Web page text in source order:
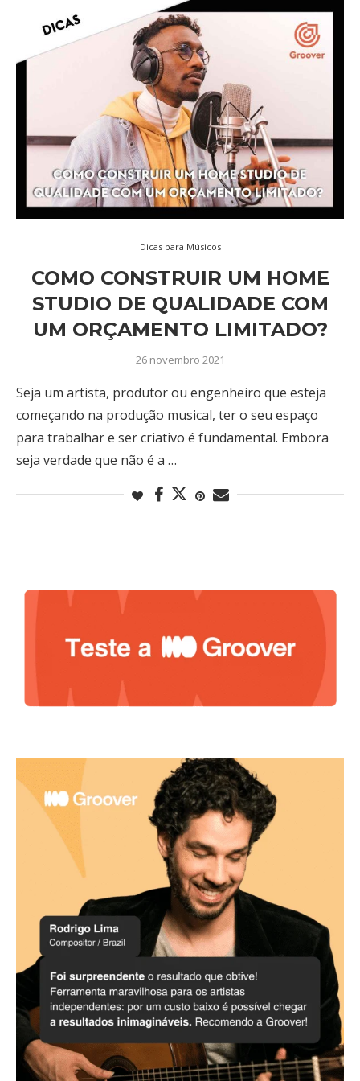
Dicas para Músicos
COMO CONSTRUIR UM HOME
STUDIO DE QUALIDADE COM
UM ORÇAMENTO LIMITADO?
26 novembro 2021
Seja um artista, produtor ou engenheiro que esteja
começando na produção musical, ter o seu espaço
para trabalhar e ser criativo é fundamental. Embora
seja verdade que não é a …